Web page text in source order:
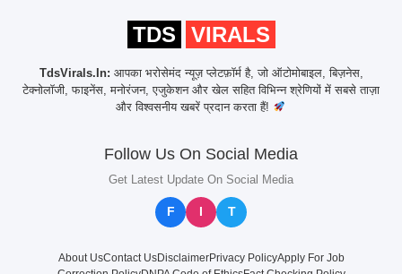
TDS VIRALS
TdsVirals.In: आपका भरोसेमंद न्यूज़ प्लेटफ़ॉर्म है, जो ऑटोमोबाइल, बिज़नेस,
टेक्नोलॉजी, फाइनेंस, मनोरंजन, एजुकेशन और खेल सहित विभिन्न श्रेणियों में सबसे ताज़ा
और विश्वसनीय खबरें प्रदान करता हैं!
Follow Us On Social Media
Get Latest Update On Social Media
F I T
About UsContact UsDisclaimerPrivacy PolicyApply For Job